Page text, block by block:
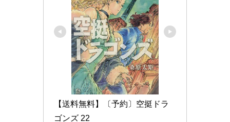
【送料無料】〔予約〕空挺ドラ
ゴンズ 22